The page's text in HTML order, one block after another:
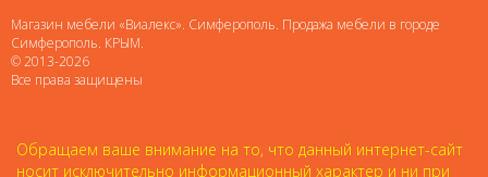
Магазин мебели «Виалекс». Симферополь. Продажа мебели в городе
Симферополь. КРЫМ.
© 2013-2026
Все права защищены
Обращаем ваше внимание на то, что данный интернет-сайт
носит исключительно информационный характер и ни при